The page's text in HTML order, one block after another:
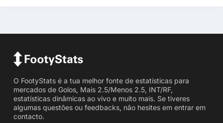
O FootyStats é a tua melhor fonte de estatísticas para
mercados de Golos, Mais 2.5/Menos 2.5, INT/RF,
estatísticas dinâmicas ao vivo e muito mais. Se tiveres
algumas questões ou feedbacks, não hesites em entrar em
contacto.